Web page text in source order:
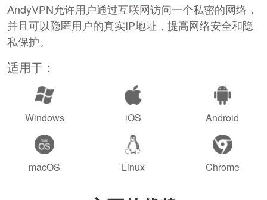
AndyVPN允许用户通过互联网访问一个私密的网络，
并且可以隐匿用户的真实IP地址，提高网络安全和隐
私保护。
适用于：
Windows iOS Android
macOS Linux Chrome